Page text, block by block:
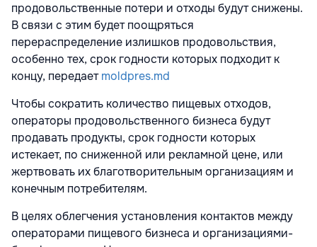
продовольственные потери и отходы будут снижены.
В связи с этим будет поощряться
перераспределение излишков продовольствия,
особенно тех, срок годности которых подходит к
концу, передаетmoldpres.md
Чтобы сократить количество пищевых отходов,
операторы продовольственного бизнеса будут
продавать продукты, срок годности которых
истекает, по сниженной или рекламной цене, или
жертвовать их благотворительным организациям и
конечным потребителям.
В целях облегчения установления контактов между
операторами пищевого бизнеса и организациями-